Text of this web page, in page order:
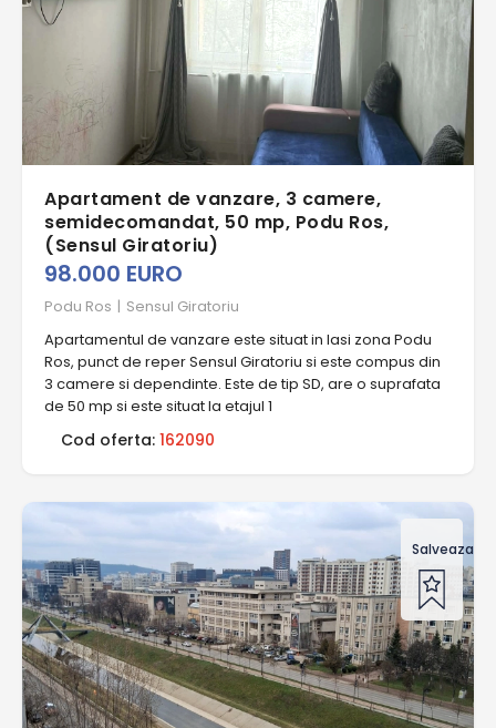
Apartament de vanzare, 3 camere,
semidecomandat, 50 mp, Podu Ros,
(Sensul Giratoriu)
98.000 EURO
Podu Ros | Sensul Giratoriu
Apartamentul de vanzare este situat in Iasi zona Podu
Ros, punct de reper Sensul Giratoriu si este compus din
3 camere si dependinte. Este de tip SD, are o suprafata
de 50 mp si este situat la etajul 1
Cod oferta: 162090
Salveaza